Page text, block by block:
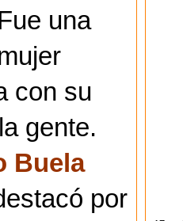
una
con su
gente.
Buela
por